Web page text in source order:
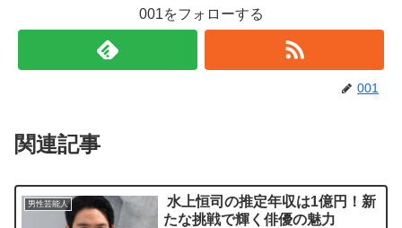
001をフォローする
001
関連記事
男性芸能人
水上恒司の推定年収は1億円！新
たな挑戦で輝く俳優の魅力